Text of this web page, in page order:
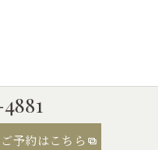
ご予約はこちら